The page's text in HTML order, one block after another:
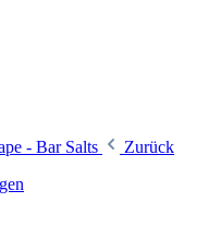
- Bar Salts
Zurück